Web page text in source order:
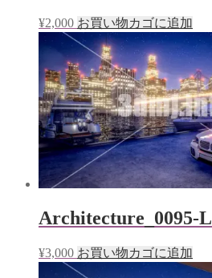
¥2,000 お買い物カゴに追加
Architecture_0095-L
¥3,000 お買い物カゴに追加